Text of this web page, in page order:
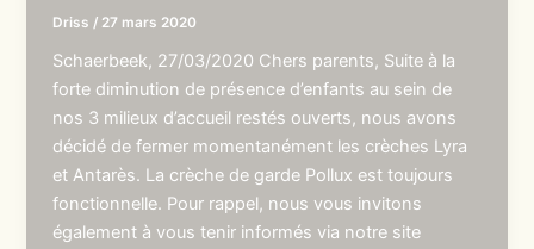
Driss / 27 mars 2020
Schaerbeek, 27/03/2020 Chers parents, Suite à la
forte diminution de présence d’enfants au sein de
nos 3 milieux d’accueil restés ouverts, nous avons
décidé de fermer momentanément les crèches Lyra
et Antarès. La crèche de garde Pollux est toujours
fonctionnelle. Pour rappel, nous vous invitons
également à vous tenir informés via notre site